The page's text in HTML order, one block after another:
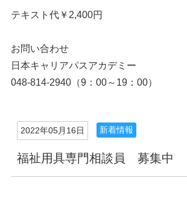
テキスト代￥2,400円
お問い合わせ
日本キャリアパスアカデミー
048-814-2940（9：00～19：00）
2022年05月16日 新着情報
福祉用具専門相談員 募集中